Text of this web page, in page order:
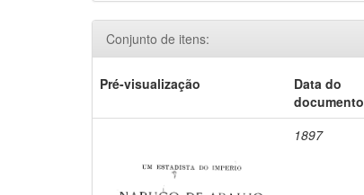
Conjunto de itens:
Pré-visualização
Data do
documento
1897